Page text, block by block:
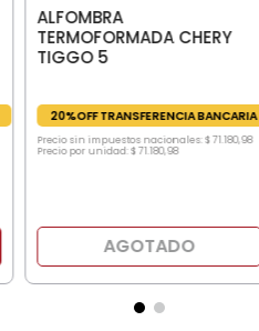
ALFOMBRA
TERMOFORMADA CHERY
TIGGO 5
20%OFF TRANSFERENCIA BANCARIA
Precio sin impuestos nacionales: $ 71.180,98
Precio por unidad: $ 71.180,98
AGOTADO